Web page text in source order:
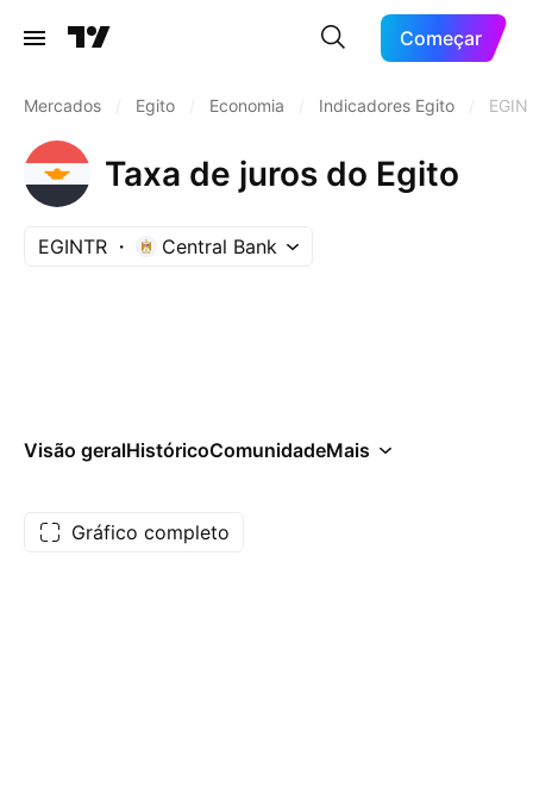
Começar
Mercados Egito Economia Indicadores Egito
Taxa de juros do Egito
EGINTR Central Bank
Visão geralHistóricoComunidadeMais
Gráfico completo